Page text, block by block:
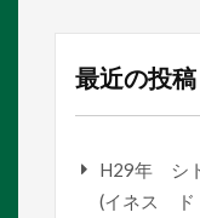
最近の投稿
H29年 シ
(イネス ド